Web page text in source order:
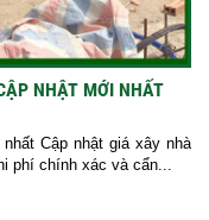
NHẬT MỚI NHẤT
Cập nhật giá xây nhà
phí chính xác và cẩn...